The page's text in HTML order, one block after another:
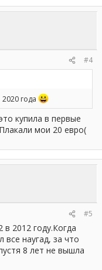
#4
года
купила в первые
мои 20 евро(
#5
2012 году.Когда
все наугад, за что
8 лет не вышла